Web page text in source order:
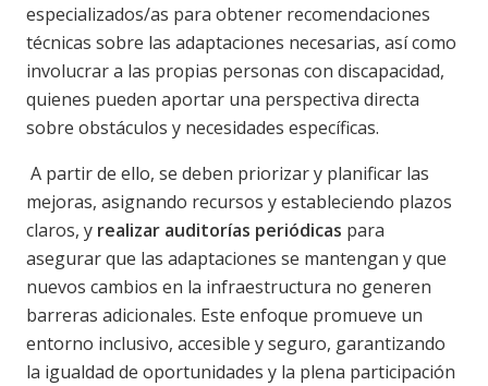
especializados/as para obtener recomendaciones
técnicas sobre las adaptaciones necesarias, así como
involucrar a las propias personas con discapacidad,
quienes pueden aportar una perspectiva directa
sobre obstáculos y necesidades específicas.
A partir de ello, se deben priorizar y planificar las
mejoras, asignando recursos y estableciendo plazos
claros, y realizar auditorías periódicas para
asegurar que las adaptaciones se mantengan y que
nuevos cambios en la infraestructura no generen
barreras adicionales. Este enfoque promueve un
entorno inclusivo, accesible y seguro, garantizando
la igualdad de oportunidades y la plena participación